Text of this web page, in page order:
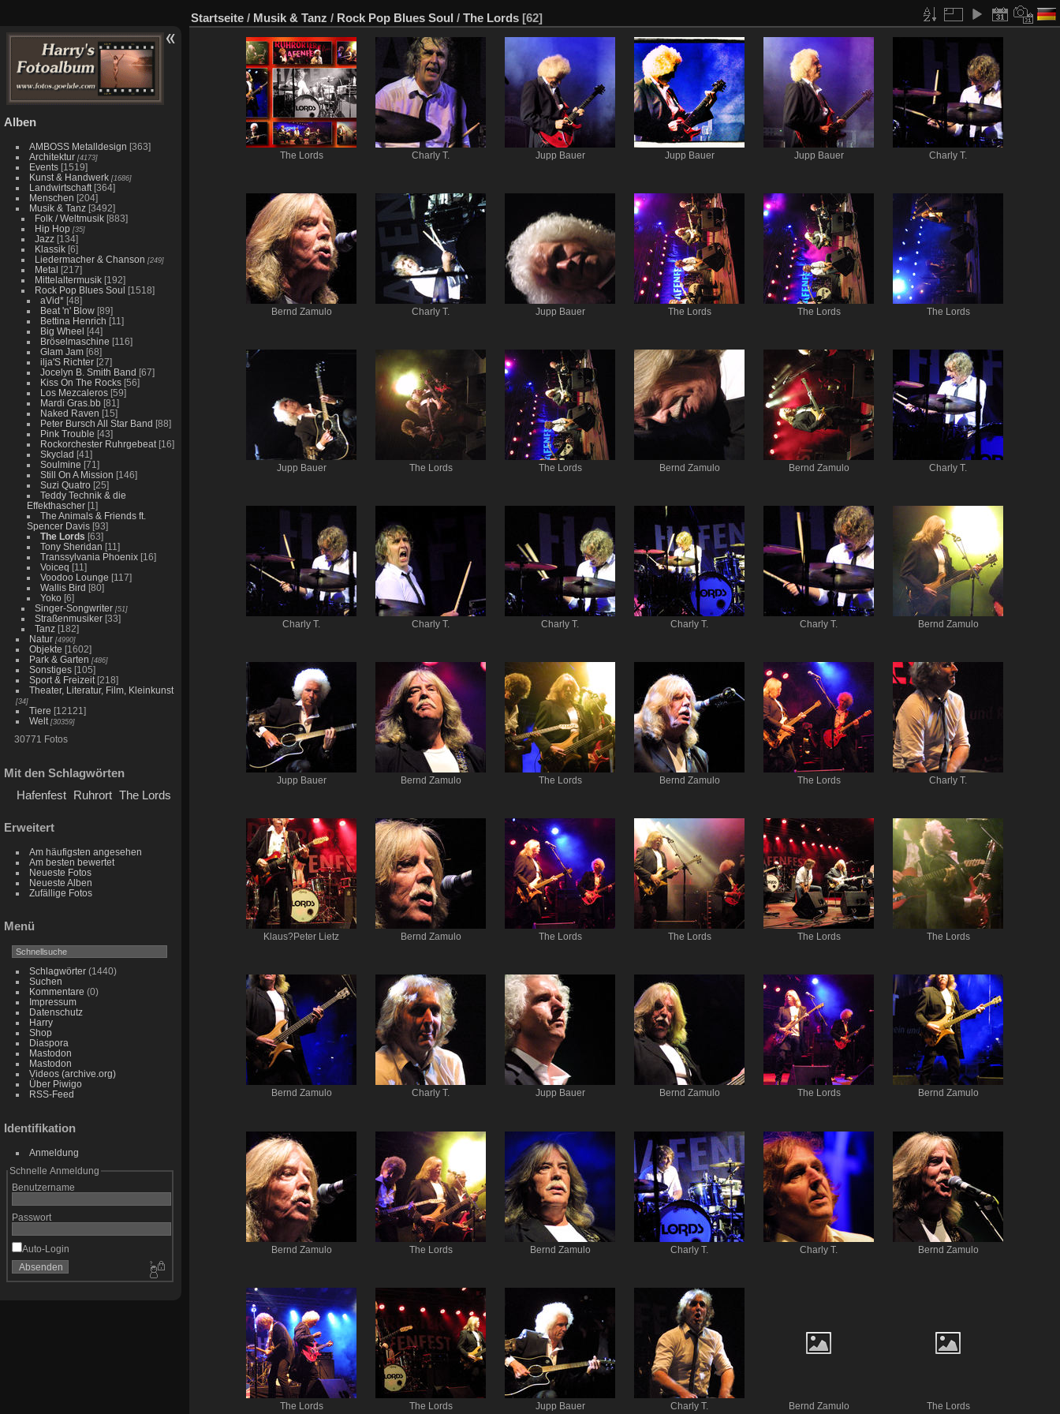
Alben
AMBOSS Metalldesign [363]
Architektur [4173]
Events [1519]
Kunst & Handwerk [1686]
Landwirtschaft [364]
Menschen [204]
Musik & Tanz [3492]
Folk / Weltmusik [883]
Hip Hop [35]
Jazz [134]
Klassik [6]
Liedermacher & Chanson [249]
Metal [217]
Mittelaltermusik [192]
Rock Pop Blues Soul [1518]
aVid* [48]
Beat 'n' Blow [89]
Bettina Henrich [11]
Big Wheel [44]
Bröselmaschine [116]
Glam Jam [68]
ilja'S Richter [27]
Jocelyn B. Smith Band [67]
Kiss On The Rocks [56]
Los Mezcaleros [59]
Mardi Gras.bb [81]
Naked Raven [15]
Peter Bursch All Star Band [88]
Pink Trouble [43]
Rockorchester Ruhrgebeat [16]
Skyclad [41]
Soulmine [71]
Still On A Mission [146]
Suzi Quatro [25]
Teddy Technik & die
Effekthascher [1]
The Animals & Friends ft.
Spencer Davis [93]
The Lords [63]
Tony Sheridan [11]
Transsylvania Phoenix [16]
Voiceq [11]
Voodoo Lounge [117]
Wallis Bird [80]
Yoko [6]
Singer-Songwriter [51]
Straßenmusiker [33]
Tanz [182]
Natur [4990]
Objekte [1602]
Park & Garten [486]
Sonstiges [105]
Sport & Freizeit [218]
Theater, Literatur, Film, Kleinkunst
[34]
Tiere [12121]
Welt [30359]
30771 Fotos
Mit den Schlagwörten
Hafenfest Ruhrort The Lords
Erweitert
Am häufigsten angesehen
Am besten bewertet
Neueste Fotos
Neueste Alben
Zufällige Fotos
Menü
Schlagwörter(1440)
Suchen
Kommentare (0)
Impressum
Datenschutz
Harry
Shop
Diaspora
Mastodon
Mastodon
Videos (archive.org)
Über Piwigo
RSS-Feed
Identifikation
Anmeldung
Schnelle Anmeldung
Benutzername
Passwort
Auto-Login
Startseite / Musik & Tanz / Rock Pop Blues Soul / The Lords [62]
The Lords Charly T. Jupp Bauer Jupp Bauer Jupp Bauer Charly T.
Bernd Zamulo Charly T. Jupp Bauer The Lords The Lords The Lords
Jupp Bauer The Lords The Lords Bernd Zamulo Bernd Zamulo Charly T.
Charly T. Charly T. Charly T. Charly T. Charly T. Bernd Zamulo
Jupp Bauer Bernd Zamulo The Lords Bernd Zamulo The Lords Charly T.
Klaus?Peter Lietz Bernd Zamulo The Lords The Lords The Lords The Lords
Bernd Zamulo Charly T. Jupp Bauer Bernd Zamulo The Lords Bernd Zamulo
Bernd Zamulo The Lords Bernd Zamulo Charly T. Charly T. Bernd Zamulo
The Lords The Lords Jupp Bauer Charly T. Bernd Zamulo The Lords